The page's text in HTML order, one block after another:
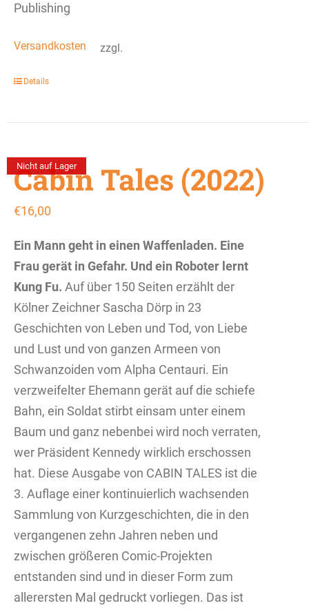
Publishing
zzgl.
Versandkosten
Details
Nicht auf Lager
Cabin Tales (2022)
€16,00
Ein Mann geht in einen Waffenladen. Eine
Frau gerät in Gefahr. Und ein Roboter lernt
Kung Fu. Auf über 150 Seiten erzählt der
Kölner Zeichner Sascha Dörp in 23
Geschichten von Leben und Tod, von Liebe
und Lust und von ganzen Armeen von
Schwanzoiden vom Alpha Centauri. Ein
verzweifelter Ehemann gerät auf die schiefe
Bahn, ein Soldat stirbt einsam unter einem
Baum und ganz ­nebenbei wird noch verraten,
wer Präsident Kennedy wirklich erschossen
hat. Diese Ausgabe von CABIN TALES ist die
3. Auflage einer kontinuierlich wachsenden
Sammlung von Kurzgeschichten, die in den
vergangenen zehn Jahren neben und
zwischen größeren Comic-Projekten
entstanden sind und in dieser Form zum
allerersten Mal gedruckt vorliegen. Das ist